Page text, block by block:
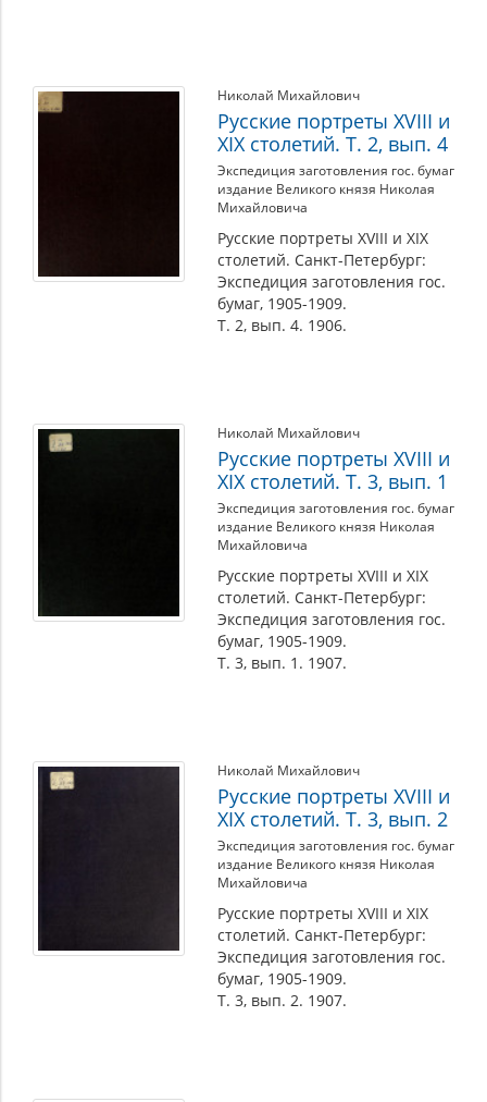
Николай Михайлович
Русские портреты XVIII и
XIX столетий. Т. 2, вып. 4
Экспедиция заготовления гос. бумаг
издание Великого князя Николая
Михайловича
Русские портреты XVIII и XIX
столетий. Санкт-Петербург:
Экспедиция заготовления гос.
бумаг, 1905-1909.
Т. 2, вып. 4. 1906.
Николай Михайлович
Русские портреты XVIII и
XIX столетий. Т. 3, вып. 1
Экспедиция заготовления гос. бумаг
издание Великого князя Николая
Михайловича
Русские портреты XVIII и XIX
столетий. Санкт-Петербург:
Экспедиция заготовления гос.
бумаг, 1905-1909.
Т. 3, вып. 1. 1907.
Николай Михайлович
Русские портреты XVIII и
XIX столетий. Т. 3, вып. 2
Экспедиция заготовления гос. бумаг
издание Великого князя Николая
Михайловича
Русские портреты XVIII и XIX
столетий. Санкт-Петербург:
Экспедиция заготовления гос.
бумаг, 1905-1909.
Т. 3, вып. 2. 1907.